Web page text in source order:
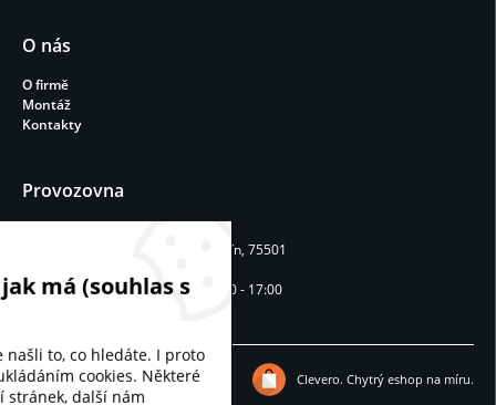
O nás
O firmě
Montáž
Kontakty
Provozovna
Machalův dvůr 54, Rokytnice, Vsetín, 75501
Pondělí - Pátek: 9:00 - 12:00 / 13:00 - 17:00
Žaluzie na klíč | © 2026 Clevero. Chytrý eshop na míru.
má (souhlas s
našli to, co hledáte. I proto
cookies. Některé
stránek, další nám